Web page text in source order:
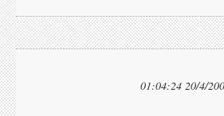
20/4/2006